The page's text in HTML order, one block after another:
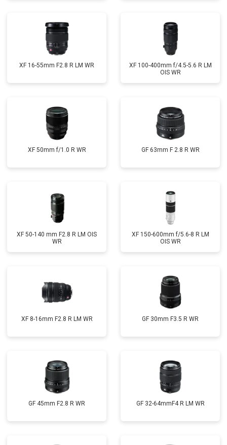
XF 16-55mm F2.8 R LM WR
XF 100-400mm f/4.5-5.6 R LM
OIS WR
XF 50mm f/1.0 R WR GF 63mm F 2.8 R WR
XF 50-140 mm F2.8 R LM OIS
WR
XF 150-600mm f/5.6-8 R LM
OIS WR
XF 8-16mm F2.8 R LM WR GF 30mm F3.5 R WR
GF 45mm F2.8 R WR GF 32-64mmF4 R LM WR